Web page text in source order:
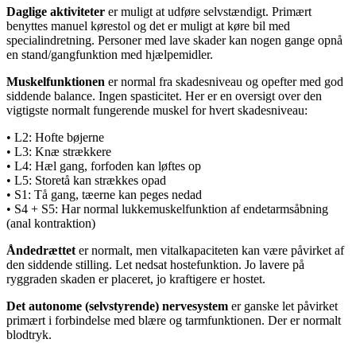
Daglige aktiviteter er muligt at udføre selvstændigt. Primært
benyttes manuel kørestol og det er muligt at køre bil med
specialindretning. Personer med lave skader kan nogen gange opnå
en stand/gangfunktion med hjælpemidler.
Muskelfunktionen er normal fra skadesniveau og opefter med god
siddende balance. Ingen spasticitet. Her er en oversigt over den
vigtigste normalt fungerende muskel for hvert skadesniveau:
• L2: Hofte bøjerne
• L3: Knæ strækkere
• L4: Hæl gang, forfoden kan løftes op
• L5: Storetå kan strækkes opad
• S1: Tå gang, tæerne kan peges nedad
• S4 + S5: Har normal lukkemuskelfunktion af endetarmsåbning
(anal kontraktion)
Åndedrættet er normalt, men vitalkapaciteten kan være påvirket af
den siddende stilling. Let nedsat hostefunktion. Jo lavere på
ryggraden skaden er placeret, jo kraftigere er hostet.
Det autonome (selvstyrende) nervesystem er ganske let påvirket
primært i forbindelse med blære og tarmfunktionen. Der er normalt
blodtryk.